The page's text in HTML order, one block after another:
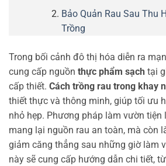
Bảo Quản Rau Sau Thu
Trồng
Trong bối cảnh đô thị hóa diễn ra
cung cấp nguồn thực phẩm sạch tại
cấp thiết. Cách trồng rau trong khay
thiết thực và thông minh, giúp tối ưu
nhỏ hẹp. Phương pháp làm vườn tiện
mang lại nguồn rau an toàn, mà còn
giảm căng thẳng sau những giờ làm
này sẽ cung cấp hướng dẫn chi tiết,